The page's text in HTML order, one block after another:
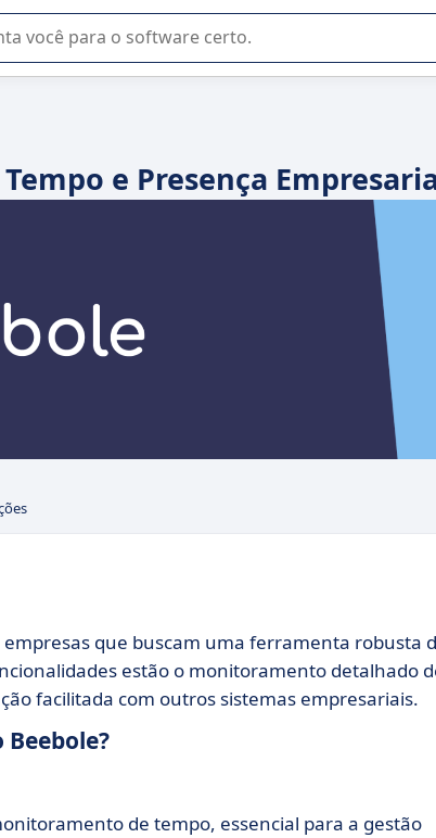
de software SaaS para sua empresa.
e Presença
que buscam uma ferramenta robusta
estão o monitoramento detalhado
facilitada com outros sistemas empresariais.
de tempo, essencial para a gestão